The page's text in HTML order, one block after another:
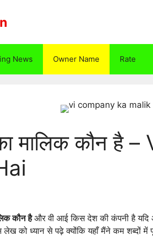
News Owner Name Rate
मालिक कौन है
कौन हैऔर वी आई किस देश की कंपनी है यदि
लेख को ध्यान से पढ़े क्योंकि यहाँ मैंने कम शब्दों में